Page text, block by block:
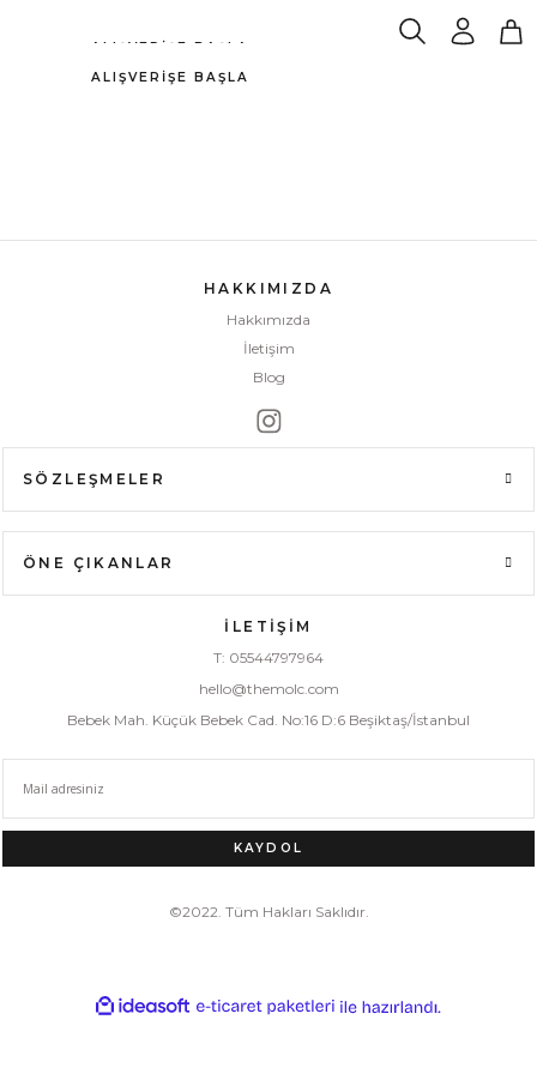
ALIŞVERİŞE BAŞLA
ALIŞVERİŞE BAŞLA
HAKKIMIZDA
Hakkımızda
İletişim
Blog
SÖZLEŞMELER
ÖNE ÇIKANLAR
İLETİŞİM
T: 05544797964
hello@themolc.com
Bebek Mah. Küçük Bebek Cad. No:16 D:6 Beşiktaş/İstanbul
KAYDOL
©2022. Tüm Hakları Saklıdır.
ideasoft
e-